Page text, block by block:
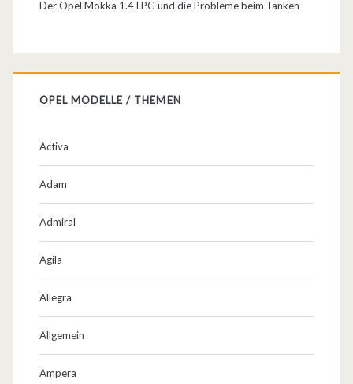
s
k
w
o
s
Der Opel Mokka 1.4 LPG und die Probleme beim Tanken
OPEL MODELLE / THEMEN
Activa
Adam
Admiral
Agila
Allegra
Allgemein
Ampera